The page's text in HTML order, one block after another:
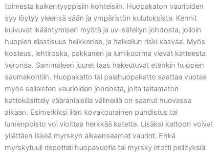
toimesta kaikentyyppisiin kohteisiin. Huopakaton vaurioiden
syy löytyy yleensä sään ja ympäristön kulutuksista. Kermit
kuivuvat ikääntymisen myötä ja uv-säteilyn johdosta, jolloin
huopien elastisuus heikkenee, ja halkeilun riski kasvaa. Myös
kosteus, lehtiroska, pakkanen ja lumikuorma vievät katteesta
veronsa. Sammaleen juuret taas hakeutuvat etenkin huopien
saumakohtiin. Huopakatto tai palahuopakatto saattaa vuotaa
myös sellaisten vaurioiden johdosta, joita taitamaton
kattokäsittely vääränlaisilla välineillä on saanut huovassa
aikaan. Esimerkiksi liian kovakourainen puhdistus tai
lumenpoisto voi vioittaa herkkää katetta. Lisäksi kattoon voivat
yllättäen iskeä myrskyn aikaansaamat vauriot. Ehkä
myrskytuuli riepotteli huopavuotia tai myrsky irrotti pellityksiä